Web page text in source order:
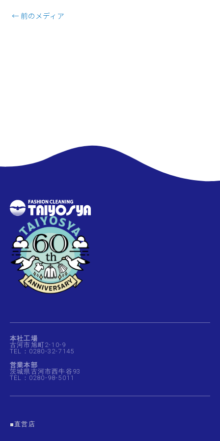
← 前のメディア
本社工場
古河市旭町2-10-9
TEL：0280-32-7145
営業本部
茨城県古河市西牛谷93
TEL：0280-98-5011
■直営店